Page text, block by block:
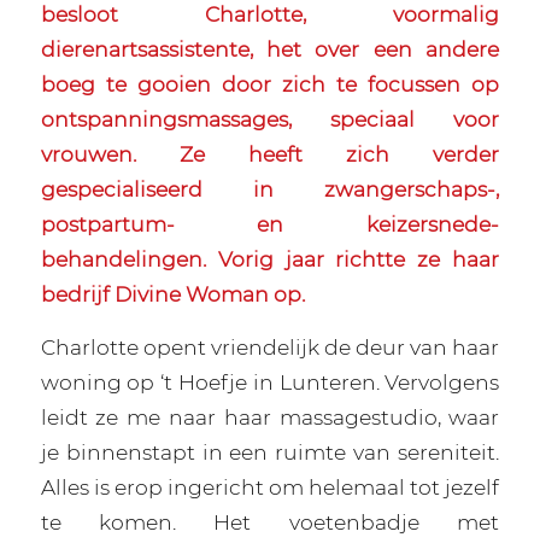
besloot Charlotte, voormalig
dierenartsassistente, het over een andere
boeg te gooien door zich te focussen op
ontspanningsmassages, speciaal voor
vrouwen. Ze heeft zich verder
gespecialiseerd in zwangerschaps-,
postpartum- en keizersnede-
behandelingen. Vorig jaar richtte ze haar
bedrijf Divine Woman op.
Charlotte opent vriendelijk de deur van haar
woning op ‘t Hoefje in Lunteren. Vervolgens
leidt ze me naar haar massagestudio, waar
je binnenstapt in een ruimte van sereniteit.
Alles is erop ingericht om helemaal tot jezelf
te komen. Het voetenbadje met